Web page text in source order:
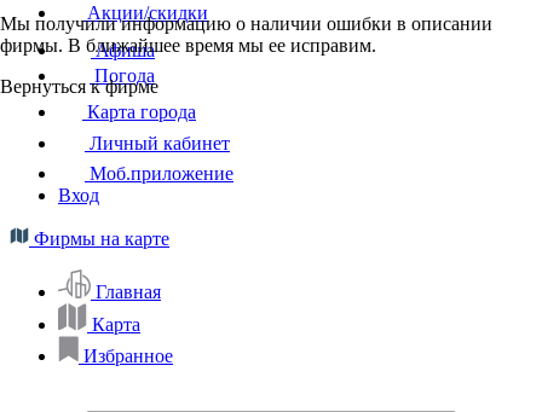
Мы получили информацию о наличии ошибки в описании
фирмы. В ближайшее время мы ее исправим.
Вернуться к фирме
Акции/скидки
Афиша
Погода
Карта города
Личный кабинет
Моб.приложение
Вход
Фирмы на карте
Главная
Карта
Избранное